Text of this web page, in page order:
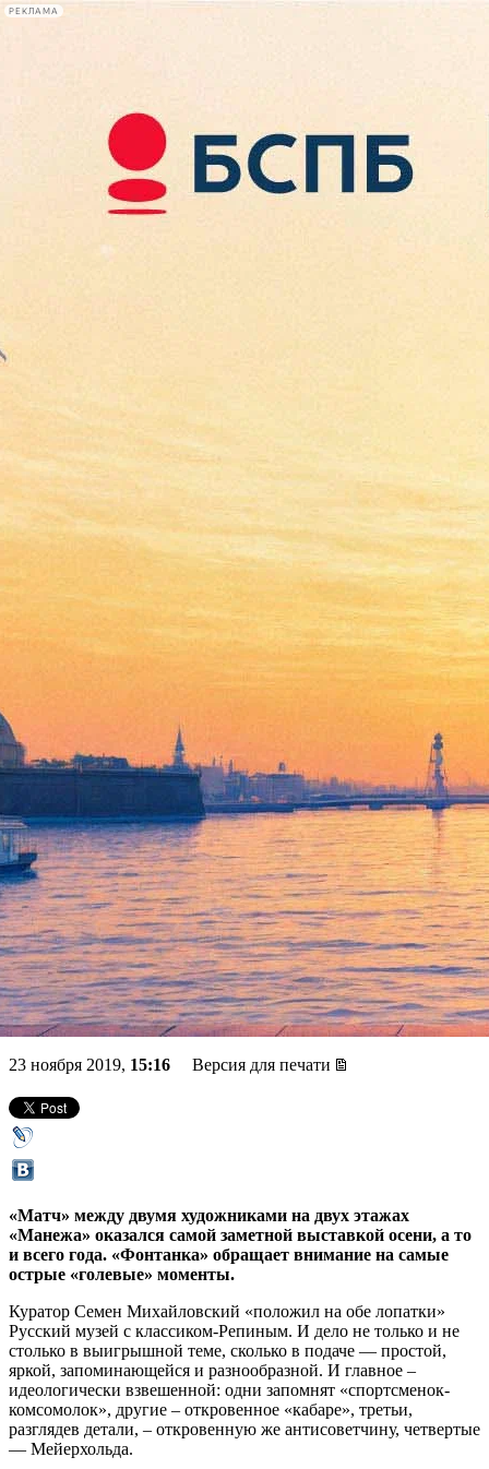
РЕКЛАМА
Сегодня:
2026.08.08
18:35
Афиша Plus
«А был ли мячик?» На что
обратить внимание на
выставке Дейнеки и
Самохвалова
23 ноября 2019, 15:16 Версия для печати
«Матч» между двумя художниками на двух этажах
«Манежа» оказался самой заметной выставкой осени, а то
и всего года. «Фонтанка» обращает внимание на самые
острые «голевые» моменты.
Куратор Семен Михайловский «положил на обе лопатки»
Русский музей с классиком-Репиным. И дело не только и не
столько в выигрышной теме, сколько в подаче — простой,
яркой, запоминающейся и разнообразной. И главное –
идеологически взвешенной: одни запомнят «спортсменок-
комсомолок», другие – откровенное «кабаре», третьи,
разглядев детали, – откровенную же антисоветчину, четвертые
— Мейерхольда.